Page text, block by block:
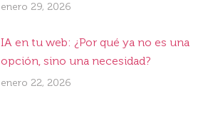
enero 29, 2026
IA en tu web: ¿Por qué ya no es una
opción, sino una necesidad?
enero 22, 2026